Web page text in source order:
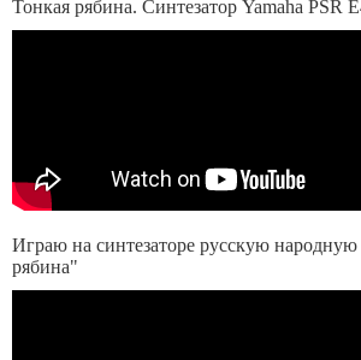
Тонкая рябина. Синтезатор Yamaha PSR
Играю на синтезаторе русскую
рябина"